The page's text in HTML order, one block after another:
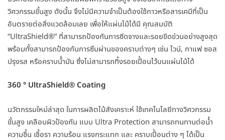
วิศวกรรมขั้นสูง ดังนั้น จึงไม่มีความจำเป็นต้องใช้กาวหรือสารเคมีที่เป็น
อันตรายต่อสิ่งแวดล้อมเลย เพื่อให้แผ่นไม้ได้มี คุณสมบัติ
“UltraShield®” ที่สามารถป้องกันการซีดจางและรอยขีดข่วนอย่างสูงสุด
พร้อมทั้งสามารถป้องกันการซึมผ่านของคราบต่างๆ เช่น ไวน์, กาแฟ ซอส
ปรุงรส หรือคราบน้ำมัน ซึ่งไม่สามารถทิ้งรอยเปื้อนไว้บนแผ่นไม้ได้
360 ° UltraShield® Coating
นวัตกรรมใหม่ล่าสุด ในการผลิตไม้สังเคราะห์ ใช้เทคโนโลยีทางวิศวกรรม
ขั้นสูง เคลือบผิวป้องกัน แบบ Ultra Protection สามารถทนทานต่อน้ำ
ความชื้น เชื้อรา ความร้อน แรงกระแทก และ คราบเปื้อนต่าง ๆ ได้เป็น